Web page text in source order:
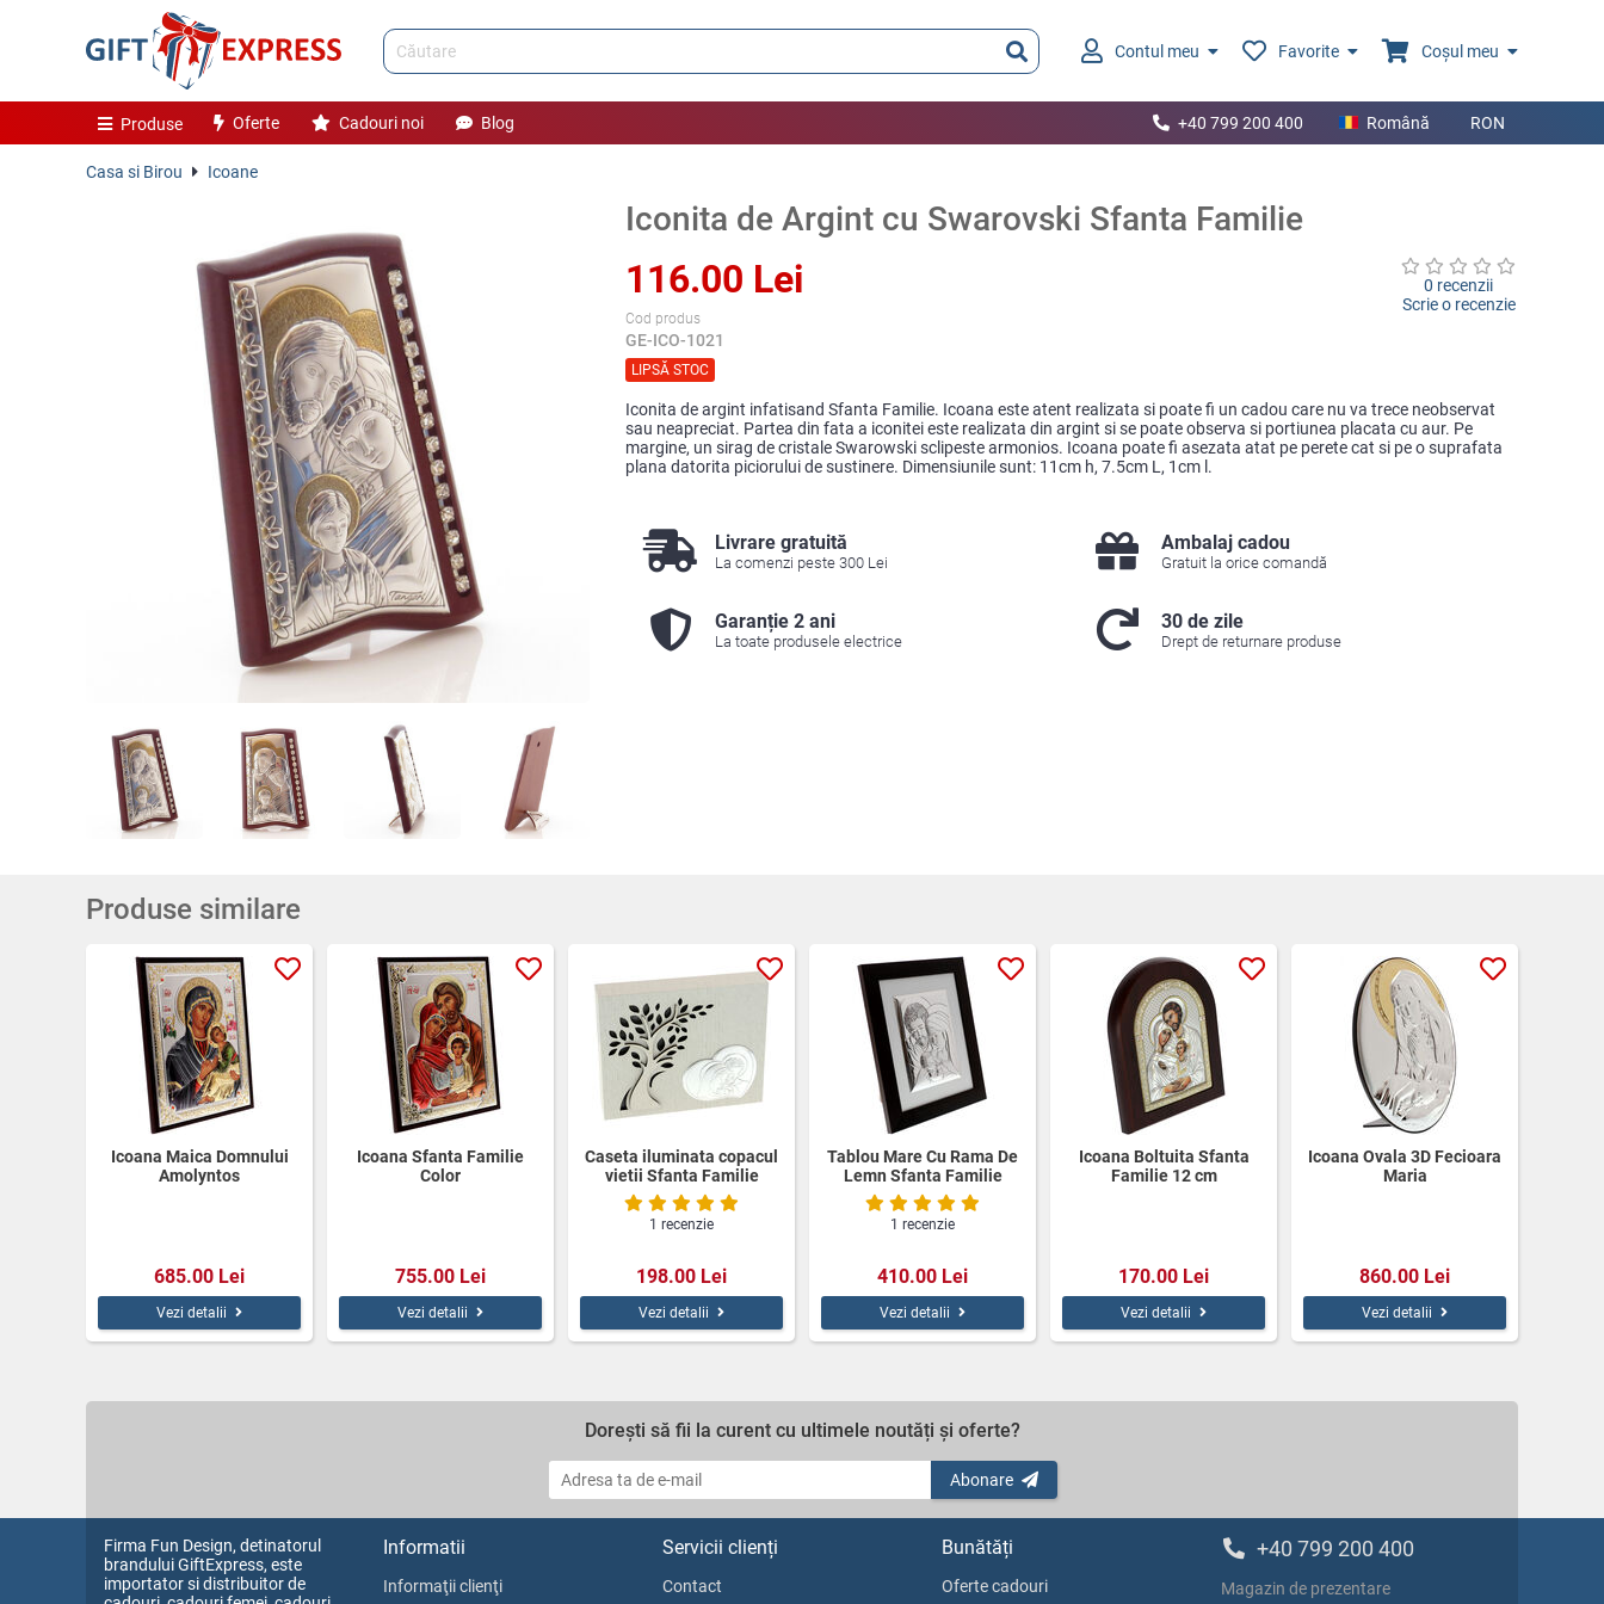
Contul meu Favorite Coșul meu
Produse Oferte Cadouri noi Blog +40 799 200 400 Română RON
Casa si Birou Icoane
Iconita de Argint cu Swarovski Sfanta Familie
116.00 Lei
Cod produs
GE-ICO-1021
LIPSĂ STOC
0 recenzii
Scrie o recenzie
Iconita de argint infatisand Sfanta Familie. Icoana este atent realizata si poate fi un cadou care nu va trece neobservat
sau neapreciat. Partea din fata a iconitei este realizata din argint si se poate observa si portiunea placata cu aur. Pe
margine, un sirag de cristale Swarowski sclipeste armonios. Icoana poate fi asezata atat pe perete cat si pe o suprafata
plana datorita piciorului de sustinere. Dimensiunile sunt: 11cm h, 7.5cm L, 1cm l.
Livrare gratuită
La comenzi peste 300 Lei
Ambalaj cadou
Gratuit la orice comandă
Garanție 2 ani
La toate produsele electrice
30 de zile
Drept de returnare produse
Produse similare
Icoana Maica Domnului
Amolyntos
685.00 Lei
Vezi detalii
Icoana Sfanta Familie
Color
755.00 Lei
Vezi detalii
Caseta iluminata copacul
vietii Sfanta Familie
1 recenzie
198.00 Lei
Vezi detalii
Tablou Mare Cu Rama De
Lemn Sfanta Familie
1 recenzie
410.00 Lei
Vezi detalii
Icoana Boltuita Sfanta
Familie 12 cm
170.00 Lei
Vezi detalii
Icoana Ovala 3D Fecioara
Maria
860.00 Lei
Vezi detalii
Dorești să fii la curent cu ultimele noutăți și oferte?
Abonare
Firma Fun Design, detinatorul
brandului GiftExpress, este
importator si distribuitor de
Informatii
Informaţii clienţi
Servicii clienți
Contact
Bunătăți
Oferte cadouri
+40 799 200 400
Magazin de prezentare